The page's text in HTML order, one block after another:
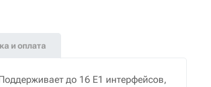
и оплата
до 16 E1 интерфейсов,